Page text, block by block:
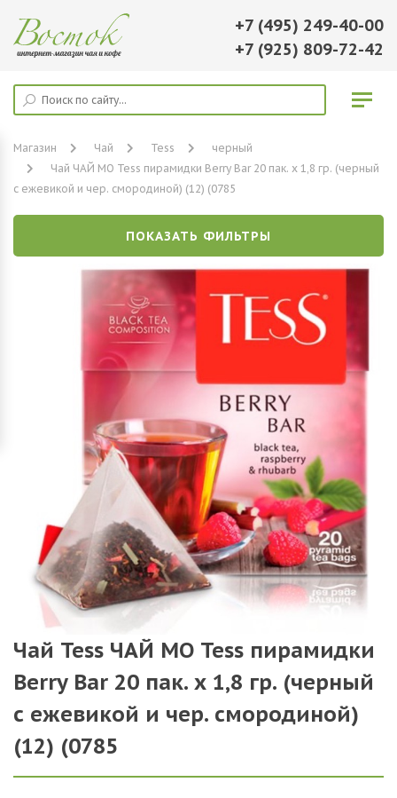
+7 (495) 249-40-00
+7 (925) 809-72-42
Магазин Чай Tess
черный
Чай ЧАЙ МО Tess пирамидки Berry Bar 20 пак. х 1,8 гр. (черный
с ежевикой и чер. смородиной) (12) (0785
ПОКАЗАТЬ ФИЛЬТРЫ
Чай Tess ЧАЙ МО Tess пирамидки
Berry Bar 20 пак. х 1,8 гр. (черный
с ежевикой и чер. смородиной)
(12) (0785